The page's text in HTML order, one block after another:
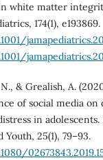
white matter
174(1), e193869.
& Grealish, A.
of social media on
in
25(1), 79–93.